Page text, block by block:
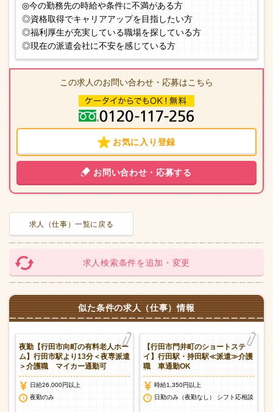
◎今の勤務先の時給や条件に不満がある方
◎資格取得でキャリアアップを目指したい方
◎福利厚生が充実している職場を探している方
◎現在の派遣会社に不安を感じている方
この求人のお問い合わせ・応募はこちら
お気に入り登録
お問い合わせ・応募する
求人（仕事）一覧に戻る
求人検索条件を追加・変更
似た条件の求人（仕事）情報
夜勤【行田市向町の有料老人ホー
ム】行田市駅より13分＜夜専派遣
＞介護職 マイカー通勤可
日給26,000円以上
夜勤のみ
【行田市門井町のショートステ
イ】行田駅・持田駅≪派遣≫介護
職 車通勤OK
時給1,350円以上
日勤のみ（夜勤なし） シフト応相談